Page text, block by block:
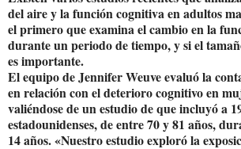
del aire y la función cognitiva en adultos
el primero que examina el cambio en la
durante un periodo de tiempo, y si el
es importante.
El equipo de Jennifer Weuve evaluó la
en relación con el deterioro cognitivo en
valiéndose de un estudio de que incluyó a
estadounidenses, de entre 70 y 81 años,
14 años. «Nuestro estudio exploró la